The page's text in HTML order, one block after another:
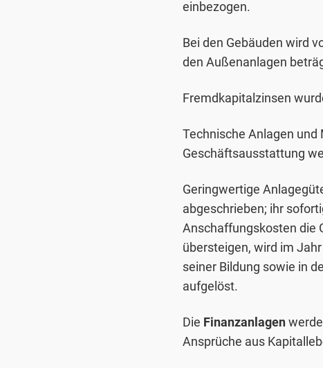
einbezogen.
Bei den Gebäuden wird
den Außenanlagen
Fremdkapitalzinsen
Technische Anlagen und
Geschäftsausstattung
Geringwertige
abgeschrieben; ihr
Anschaffungskosten die
übersteigen, wird im
seiner Bildung sowie in
aufgelöst.
Die Finanzanlagen
Ansprüche aus